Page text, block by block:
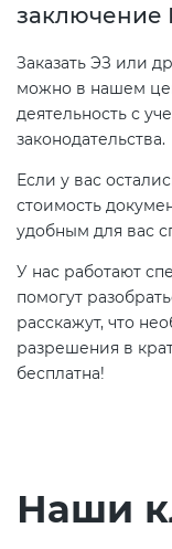
заключение
Заказать ЭЗ или
можно в нашем
деятельность с
законодательства.
Если у вас
стоимость
удобным для вас
У нас работают
помогут
расскажут, что
разрешения в
бесплатна!
Наши